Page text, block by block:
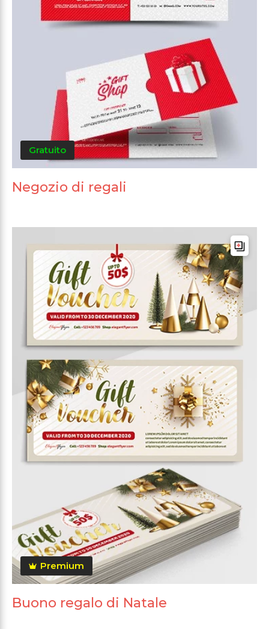
Gratuito
Negozio di regali
Premium
Buono regalo di Natale